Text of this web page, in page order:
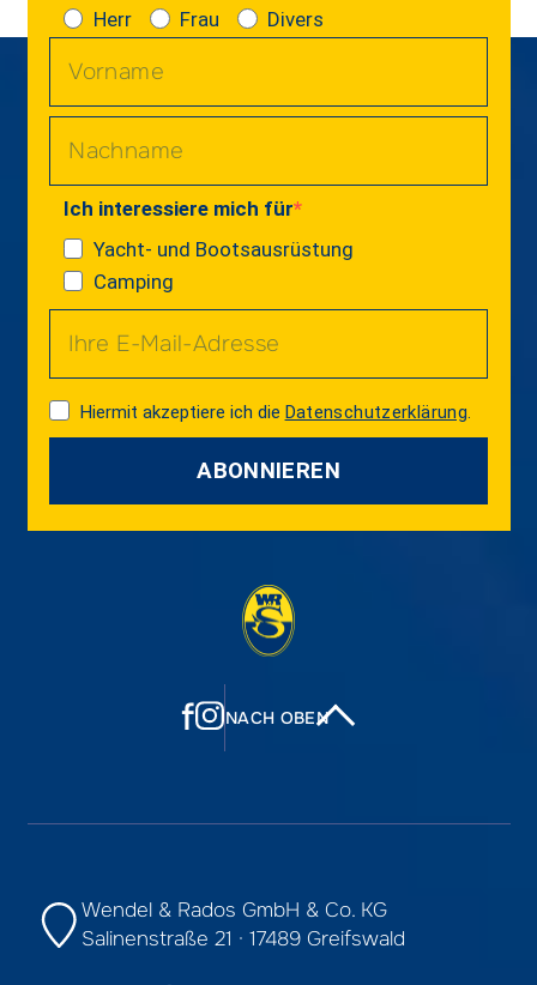
Herr Frau Divers
Ich interessiere mich für
Yacht- und Bootsausrüstung
Camping
Hiermit akzeptiere ich die Datenschutzerklärung
ABONNIEREN
f NACH OBEN
Wendel & Rados GmbH & Co. KG
Salinenstraße 21 · 17489 Greifswald